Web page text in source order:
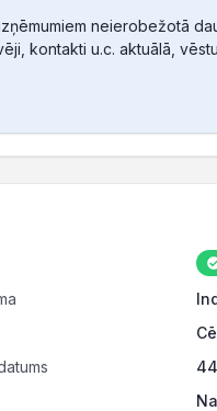
neierobežotā
kontakti u.c. aktuālā,